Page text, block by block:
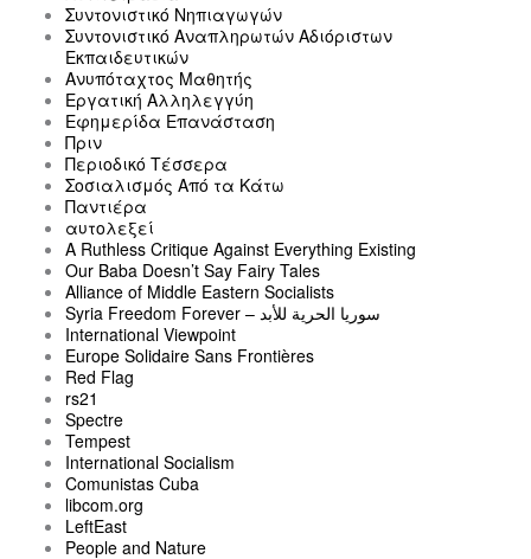
Συντονιστικό Νηπιαγωγών
Συντονιστικό Αναπληρωτών Αδιόριστων
Εκπαιδευτικών
Ανυπόταχτος Μαθητής
Εργατική Αλληλεγγύη
Εφημερίδα Επανάσταση
Πριν
Περιοδικό Τέσσερα
Σοσιαλισμός Από τα Κάτω
Παντιέρα
αυτολεξεί
A Ruthless Critique Against Everything Existing
Our Baba Doesn’t Say Fairy Tales
Alliance of Middle Eastern Socialists
Syria Freedom Forever – سوريا الحرية للأبد
International Viewpoint
Europe Solidaire Sans Frontières
Red Flag
rs21
Spectre
Tempest
International Socialism
Comunistas Cuba
libcom.org
LeftEast
People and Nature